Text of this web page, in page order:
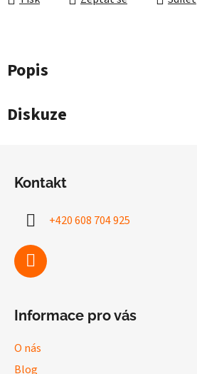
Popis
Diskuze
Kontakt
+420 608 704 925
Informace pro vás
O nás
Blog